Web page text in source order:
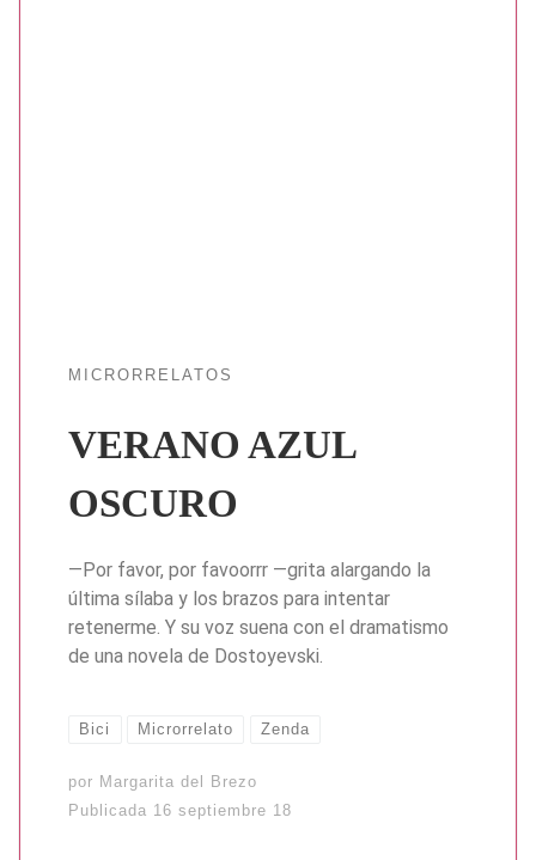
MICRORRELATOS
VERANO AZUL
OSCURO
—Por favor, por favoorrr —grita alargando la
última sílaba y los brazos para intentar
retenerme. Y su voz suena con el dramatismo
de una novela de Dostoyevski.
Bici Microrrelato Zenda
por Margarita del Brezo
Publicada 16 septiembre 18